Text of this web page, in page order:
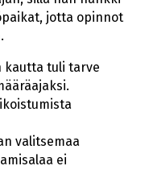
jotta opinnot
kautta tuli tarve
valitsemaa
ei